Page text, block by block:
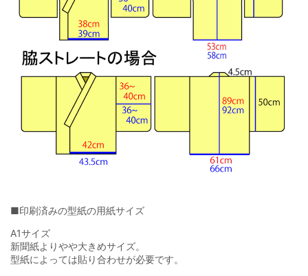
■印刷済みの型紙の用紙サイズ
A1サイズ
新聞紙よりやや大きめサイズ。
型紙によっては貼り合わせが必要です。